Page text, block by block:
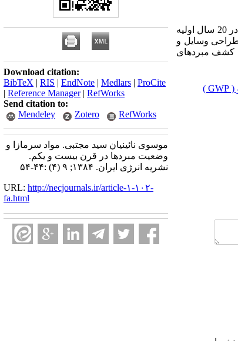
حذف فریون ها ( CFC ) و محدودیت دیگر مبردهای مخرب محیط زیست ، تکلیف خاصی برای متخصصان این صنایع ، در 20 سال اولیه
وسایل و
کشف مبردهای
مبردهای طبیعی (duble zepo ) و ( GWP )
Download citation:
BibTeX | RIS | EndNote | Medlars | ProCite
| Reference Manager| RefWorks
Send citation to:
Mendeley
Zotero RefWorks
موسوی نائینیان سید مجتبی. مواد سرمازا و
وضعیت مبردها در قرن بیست و یکم.
نشریه انرژی ایران. ۱۳۸۴; ۹ (۴) :۴۴-۵۴
URL: http://necjournals.ir/article-۱-۱۰۲-
fa.html